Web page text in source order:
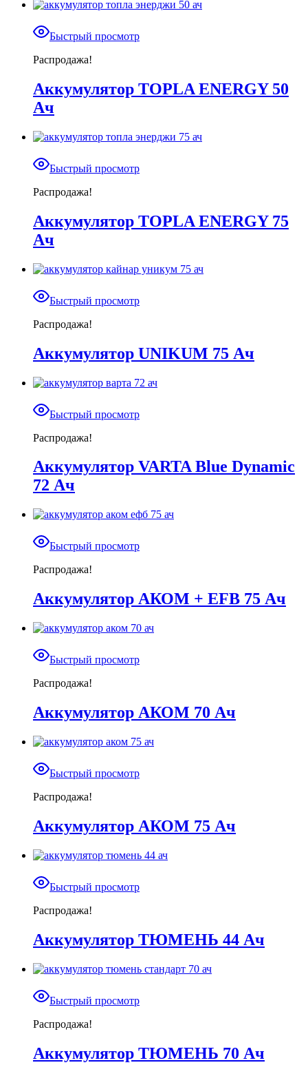
Быстрый просмотр
Распродажа!
Аккумулятор TOPLA ENERGY 50
Ач
Быстрый просмотр
Распродажа!
Аккумулятор TOPLA ENERGY 75
Ач
Быстрый просмотр
Распродажа!
Аккумулятор UNIKUM 75 Ач
Быстрый просмотр
Распродажа!
Аккумулятор VARTA Blue Dynamic
72 Ач
Быстрый просмотр
Распродажа!
Аккумулятор АКОМ + EFB 75 Ач
Быстрый просмотр
Распродажа!
Аккумулятор АКОМ 70 Ач
Быстрый просмотр
Распродажа!
Аккумулятор АКОМ 75 Ач
Быстрый просмотр
Распродажа!
Аккумулятор ТЮМЕНЬ 44 Ач
Быстрый просмотр
Распродажа!
Аккумулятор ТЮМЕНЬ 70 Ач